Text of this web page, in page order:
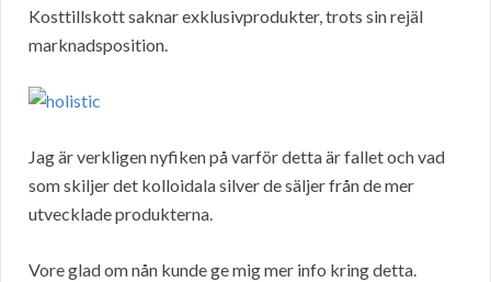
Kosttillskott saknar exklusivprodukter, trots sin rejäl
marknadsposition.
Jag är verkligen nyfiken på varför detta är fallet och vad
som skiljer det kolloidala silver de säljer från de mer
utvecklade produkterna.
Vore glad om nån kunde ge mig mer info kring detta.